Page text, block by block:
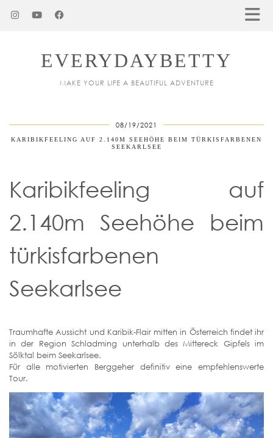
EVERYDAYBETTY
MAKE YOUR LIFE A BEAUTIFUL ADVENTURE
08/19/2021
KARIBIKFEELING AUF 2.140M SEEHÖHE BEIM TÜRKISFARBENEN
SEEKARLSEE
Karibikfeeling auf
2.140m Seehöhe beim
türkisfarbenen
Seekarlsee
Traumhafte Aussicht und Karibik-Flair mitten in Österreich findet ihr
in der Region Schladming unterhalb des Mittereck Gipfels im
Sölktal beim Seekarlsee.
Für alle motivierten Berggeher definitiv eine empfehlenswerte
Tour.